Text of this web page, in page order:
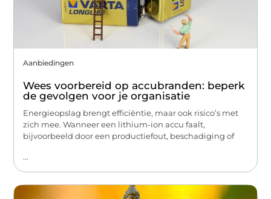
Aanbiedingen
Wees voorbereid op accubranden: beperk
de gevolgen voor je organisatie
Energieopslag brengt efficiëntie, maar ook risico’s met
zich mee. Wanneer een lithium-ion accu faalt,
bijvoorbeeld door een productiefout, beschadiging of
...